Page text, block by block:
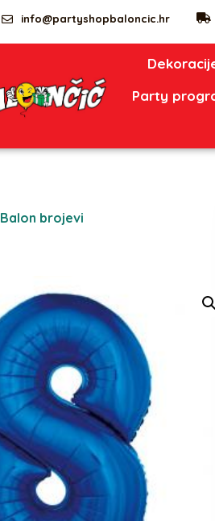
info@partyshopbaloncic.hr
Party
Balon brojevi